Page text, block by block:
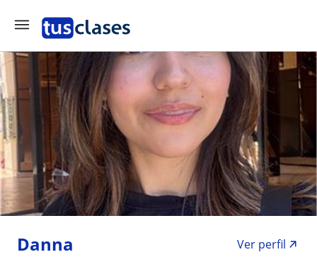
Danna
Ver perfil